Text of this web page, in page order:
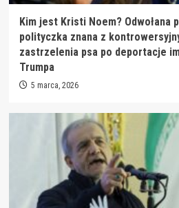
Kim jest Kristi Noem? Odwołana
polityczka znana z
zastrzelenia psa po deportacje
Trumpa
5 marca, 2026